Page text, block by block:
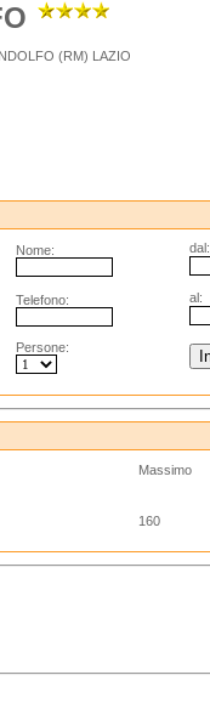
(RM) LAZIO
Nome: dal:
Telefono: al:
Persone:
Massimo
160